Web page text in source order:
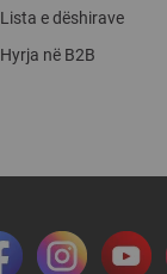
Lista e dëshirave
Hyrja në B2B